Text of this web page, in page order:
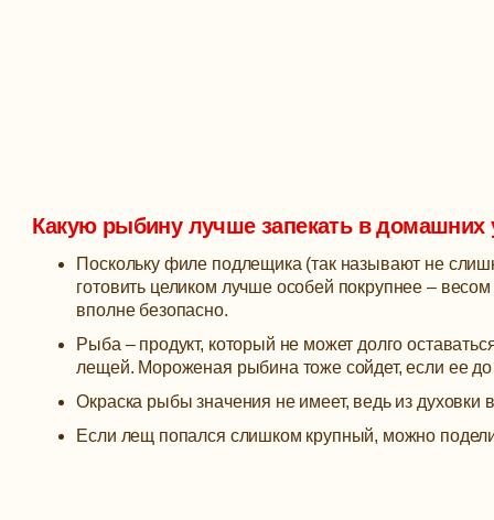
Какую рыбину лучше запекать в домашних
Поскольку филе подлещика (так называют не
готовить целиком лучше особей покрупнее –
вполне безопасно.
Рыба – продукт, который не может долго
лещей. Мороженая рыбина тоже сойдет, если ее
Окраска рыбы значения не имеет, ведь из
Если лещ попался слишком крупный, можно